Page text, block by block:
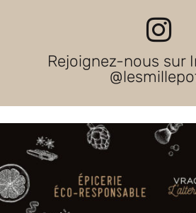
Rejoignez-nous sur